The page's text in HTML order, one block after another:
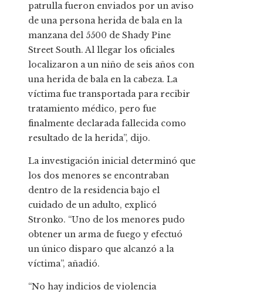
patrulla fueron enviados por un aviso
de una persona herida de bala en la
manzana del 5500 de Shady Pine
Street South. Al llegar los oficiales
localizaron a un niño de seis años con
una herida de bala en la cabeza. La
víctima fue transportada para recibir
tratamiento médico, pero fue
finalmente declarada fallecida como
resultado de la herida”, dijo.
La investigación inicial determinó que
los dos menores se encontraban
dentro de la residencia bajo el
cuidado de un adulto, explicó
Stronko. “Uno de los menores pudo
obtener un arma de fuego y efectuó
un único disparo que alcanzó a la
víctima”, añadió.
“No hay indicios de violencia